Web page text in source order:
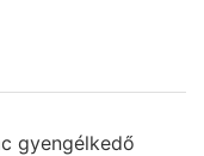
gyengélkedő